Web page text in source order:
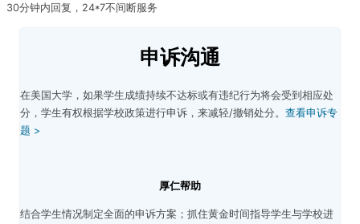
30分钟内回复，24*7不间断服务
申诉沟通
在美国大学，如果学生成绩持续不达标或有违纪行为将会受到相应处
分，学生有权根据学校政策进行申诉，来减轻/撤销处分。 查看申诉专
题 >
厚仁帮助
结合学生情况制定全面的申诉方案； 抓住黄金时间指导学生与学校进